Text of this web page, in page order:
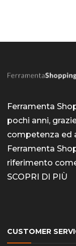
Ferramenta
pochi anni,
competenza ed
Ferramenta
riferimento
SCOPRI DI PIÙ
CUSTOMER